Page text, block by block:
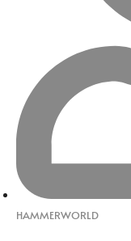
HAMMERWORLD